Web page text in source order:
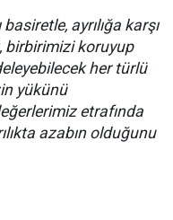
ayrılığa karşı
birbirimizi koruyup
her türlü
yükünü
etrafında
azabın olduğunu